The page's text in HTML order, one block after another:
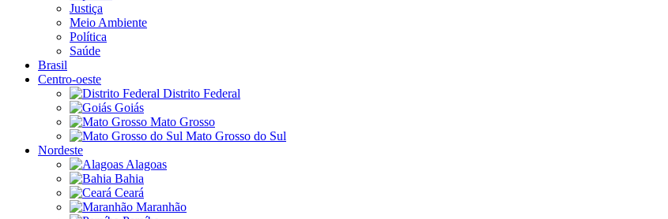
Justiça
Meio Ambiente
Política
Saúde
Brasil
Centro-oeste
Distrito Federal
Goiás
Mato Grosso
Mato Grosso do Sul
Nordeste
Alagoas
Bahia
Ceará
Maranhão